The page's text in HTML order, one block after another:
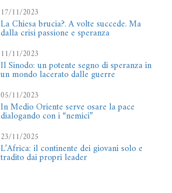
17/11/2023
La Chiesa brucia?. A volte succede. Ma
dalla crisi passione e speranza
11/11/2023
Il Sinodo: un potente segno di speranza in
un mondo lacerato dalle guerre
05/11/2023
In Medio Oriente serve osare la pace
dialogando con i “nemici”
23/11/2025
L’Africa: il continente dei giovani solo e
tradito dai propri leader